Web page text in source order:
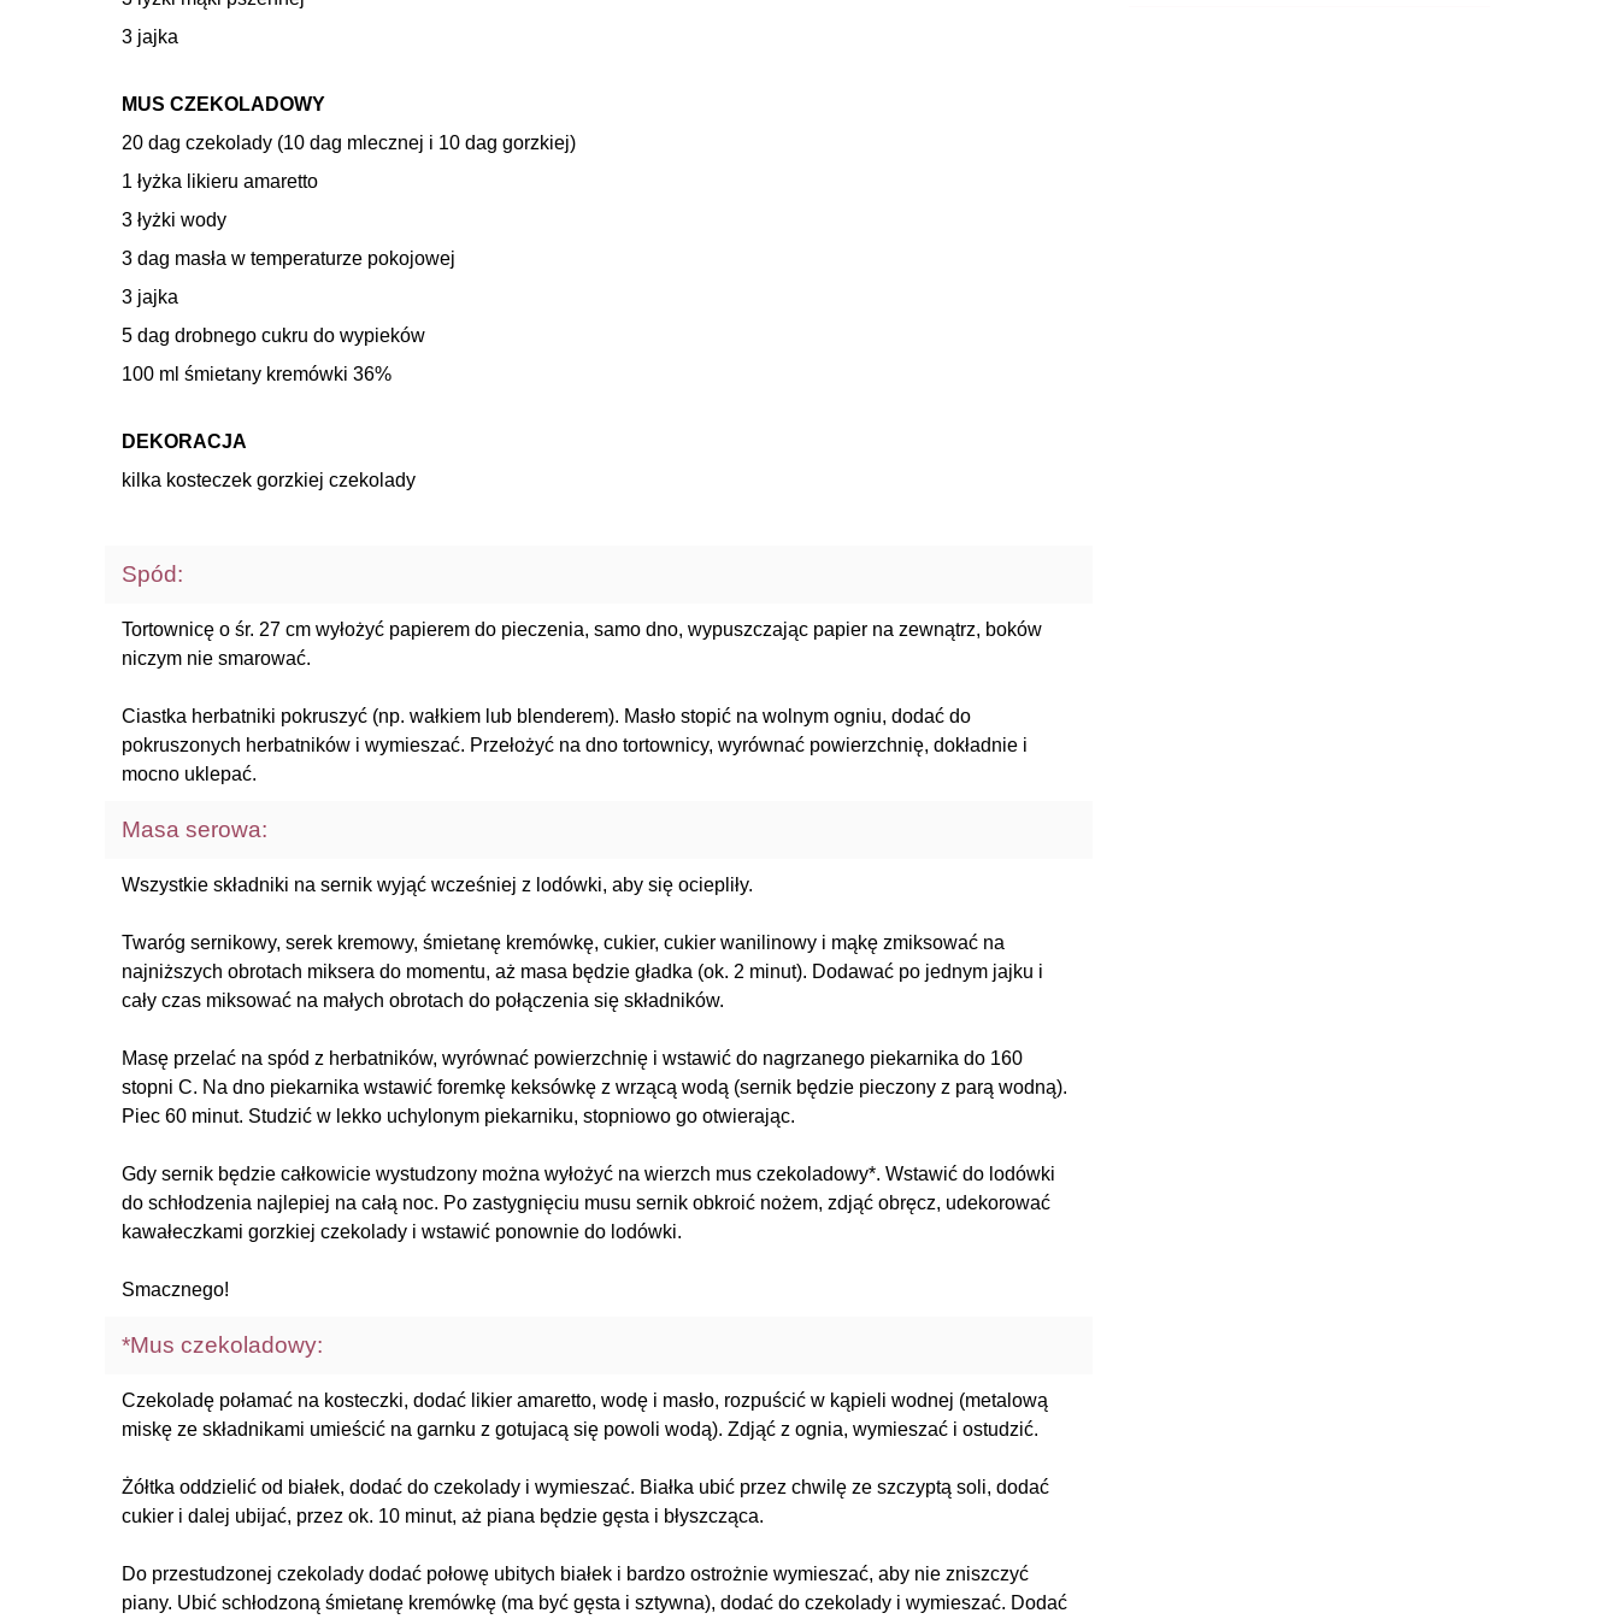
3 jajka
MUS CZEKOLADOWY
20 dag czekolady (10 dag mlecznej i 10 dag gorzkiej)
1 łyżka likieru amaretto
3 łyżki wody
3 dag masła w temperaturze pokojowej
3 jajka
5 dag drobnego cukru do wypieków
100 ml śmietany kremówki 36%
DEKORACJA
kilka kosteczek gorzkiej czekolady
Spód:
Tortownicę o śr. 27 cm wyłożyć papierem do pieczenia, samo dno, wypuszczając papier na zewnątrz, boków
niczym nie smarować.
Ciastka herbatniki pokruszyć (np. wałkiem lub blenderem). Masło stopić na wolnym ogniu, dodać do
pokruszonych herbatników i wymieszać. Przełożyć na dno tortownicy, wyrównać powierzchnię, dokładnie i
mocno uklepać.
Masa serowa:
Wszystkie składniki na sernik wyjąć wcześniej z lodówki, aby się ociepliły.
Twaróg sernikowy, serek kremowy, śmietanę kremówkę, cukier, cukier wanilinowy i mąkę zmiksować na
najniższych obrotach miksera do momentu, aż masa będzie gładka (ok. 2 minut). Dodawać po jednym jajku i
cały czas miksować na małych obrotach do połączenia się składników.
Masę przelać na spód z herbatników, wyrównać powierzchnię i wstawić do nagrzanego piekarnika do 160
stopni C. Na dno piekarnika wstawić foremkę keksówkę z wrzącą wodą (sernik będzie pieczony z parą wodną).
Piec 60 minut. Studzić w lekko uchylonym piekarniku, stopniowo go otwierając.
Gdy sernik będzie całkowicie wystudzony można wyłożyć na wierzch mus czekoladowy*. Wstawić do lodówki
do schłodzenia najlepiej na całą noc. Po zastygnięciu musu sernik obkroić nożem, zdjąć obręcz, udekorować
kawałeczkami gorzkiej czekolady i wstawić ponownie do lodówki.
Smacznego!
*Mus czekoladowy:
Czekoladę połamać na kosteczki, dodać likier amaretto, wodę i masło, rozpuścić w kąpieli wodnej (metalową
miskę ze składnikami umieścić na garnku z gotujacą się powoli wodą). Zdjąć z ognia, wymieszać i ostudzić.
Żółtka oddzielić od białek, dodać do czekolady i wymieszać. Białka ubić przez chwilę ze szczyptą soli, dodać
cukier i dalej ubijać, przez ok. 10 minut, aż piana będzie gęsta i błyszcząca.
Do przestudzonej czekolady dodać połowę ubitych białek i bardzo ostrożnie wymieszać, aby nie zniszczyć
piany. Ubić schłodzoną śmietanę kremówkę (ma być gęsta i sztywna), dodać do czekolady i wymieszać. Dodać